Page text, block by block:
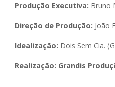
Produção Executiva: Bruno
Direção de Produção: João
Idealização: Dois Sem Cia.
Realização: Grandis